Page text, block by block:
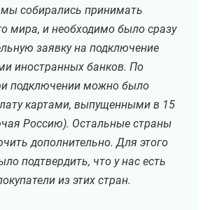
собирались принимать
мира, и необходимо было сразу
заявку на подключение
иностранных банков. По
подключении можно было
картами, выпущенными в 15
Россию). Остальные страны
дополнительно. Для этого
подтвердить, что у нас есть
из этих стран.